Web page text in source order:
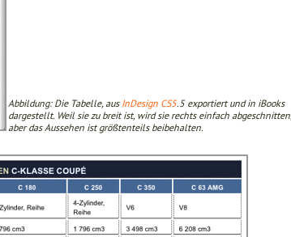
Abbildung: Die Tabelle, aus InDesign CS5.5 exportiert und in iBooks
dargestellt. Weil sie zu breit ist, wird sie rechts einfach abgeschnitten,
aber das Aussehen ist größtenteils beibehalten.